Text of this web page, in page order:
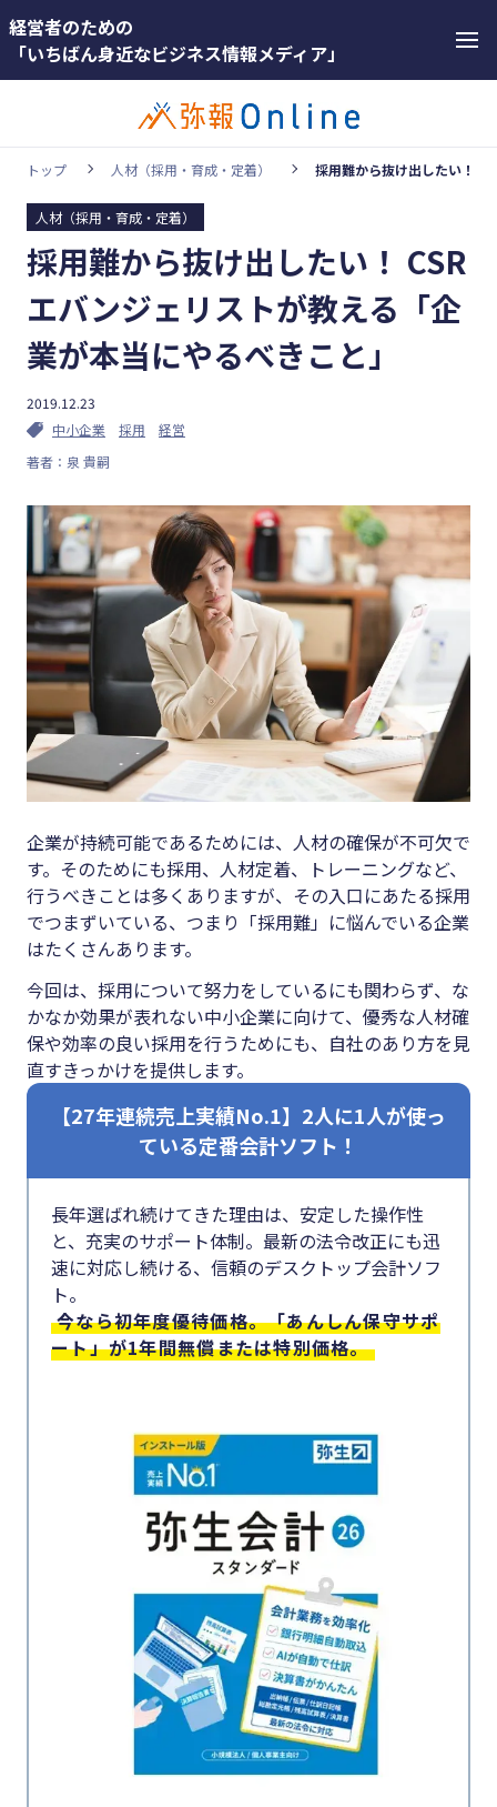
経営者のための
「いちばん身近なビジネス情報メディア」
カテゴリー
顧客獲得・売上アップ
人材（採用・育成・定着）
事業成長・経営力アップ
経営ノウハウ＆トレンド
弥生の製品・サービス
キーワード
#インボイス
#インボイス制度
#電子帳簿保存法
#集客
#資金調達
#DX
#生産性向上
#採用
#人材育成
#店舗経営
#クラブオフ
無料で会計ソフトを試す
ホットワー
#インボ
イス
#インボ
イス制度
#電子帳
#集客
#資金調
#DX
#生産性
向上
#採用
#人材育
#店舗経
#クラブ
オフ
トップ 人材（採用・育成・定着） 採用難から抜け出したい！
人材（採用・育成・定着）
採用難から抜け出したい！ CSR
エバンジェリストが教える「企
業が本当にやるべきこと」
2019.12.23
中小企業
採用
経営
著者：泉 貴嗣
企業が持続可能であるためには、人材の確保が不可欠で
す。そのためにも採用、人材定着、トレーニングなど、
行うべきことは多くありますが、その入口にあたる採用
でつまずいている、つまり「採用難」に悩んでいる企業
はたくさんあります。
今回は、採用について努力をしているにも関わらず、な
かなか効果が表れない中小企業に向けて、優秀な人材確
保や効率の良い採用を行うためにも、自社のあり方を見
直すきっかけを提供します。
【27年連続売上実績No.1】2人に1人が使っ
ている定番会計ソフト！
長年選ばれ続けてきた理由は、安定した操作性
と、充実のサポート体制。最新の法令改正にも迅
速に対応し続ける、信頼のデスクトップ会計ソフ
ト。
今なら初年度優待価格。「あんしん保守サポ
ート」が1年間無償または特別価格。